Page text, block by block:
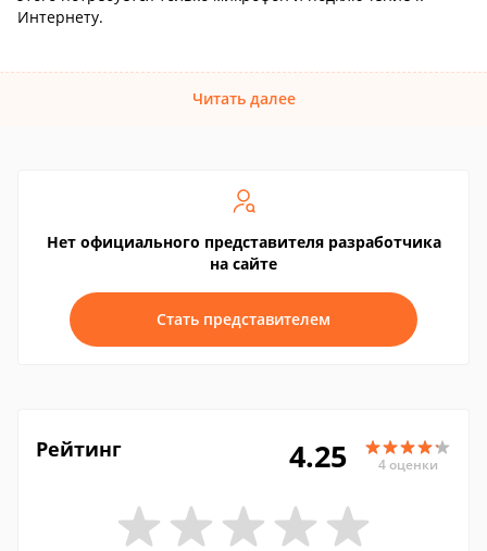
Интернету.
Читать далее
Нет официального представителя разработчика
на сайте
Стать представителем
Рейтинг 4.25 4 оценки